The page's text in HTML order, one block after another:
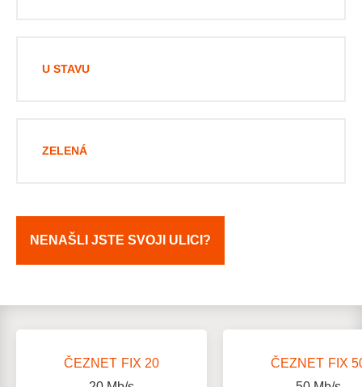
U STAVU
ZELENÁ
NENAŠLI JSTE SVOJI ULICI?
ČEZNET FIX 20
ČEZNET FIX